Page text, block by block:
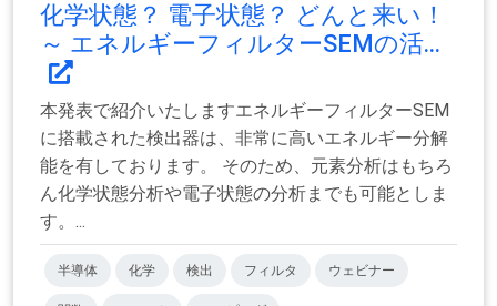
化学状態？ 電子状態？ どんと来い！
～ エネルギーフィルターSEMの活...
本発表で紹介いたしますエネルギーフィルターSEM
に搭載された検出器は、非常に高いエネルギー分解
能を有しております。 そのため、元素分析はもちろ
ん化学状態分析や電子状態の分析までも可能としま
す。...
半導体 化学 検出 フィルタ ウェビナー